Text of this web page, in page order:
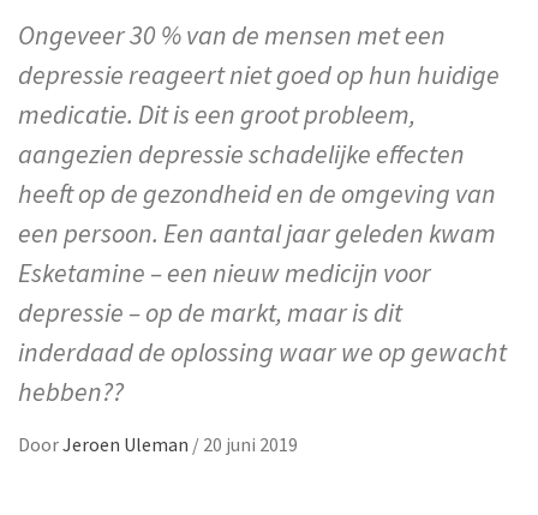
Ongeveer 30 % van de mensen met een
depressie reageert niet goed op hun huidige
medicatie. Dit is een groot probleem,
aangezien depressie schadelijke effecten
heeft op de gezondheid en de omgeving van
een persoon. Een aantal jaar geleden kwam
Esketamine – een nieuw medicijn voor
depressie – op de markt, maar is dit
inderdaad de oplossing waar we op gewacht
hebben??
DoorJeroen Uleman / 20 juni 2019